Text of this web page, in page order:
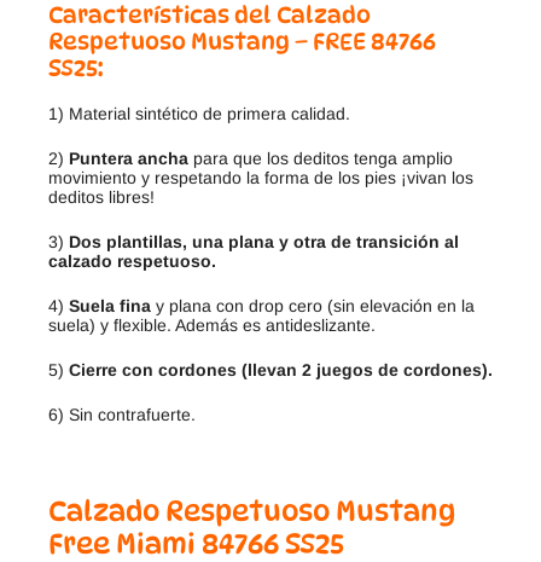
Características del Calzado
Respetuoso Mustang – FREE 84766
SS25:
1) Material sintético de primera calidad.
2) Puntera ancha para que los deditos tenga amplio
movimiento y respetando la forma de los pies ¡vivan los
deditos libres!
3) Dos plantillas, una plana y otra de transición al
calzado respetuoso.
4) Suela fina y plana con drop cero (sin elevación en la
suela) y flexible. Además es antideslizante.
5) Cierre con cordones (llevan 2 juegos de cordones).
6) Sin contrafuerte.
Calzado Respetuoso Mustang
Free Miami 84766 SS25